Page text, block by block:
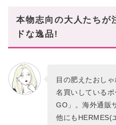
本物志向の大人たちが
ドな逸品!
目の肥えたおし
名買いしている
GO」。海外通販
他にもHERMES(